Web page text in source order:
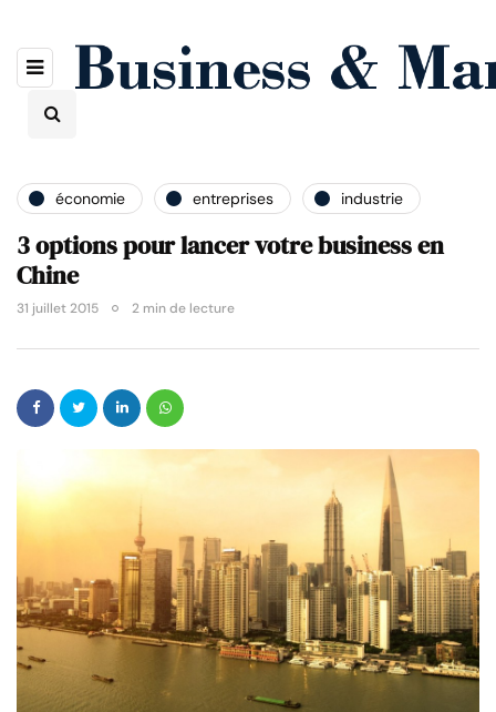
économie entreprises industrie
3 options pour lancer votre business en
Chine
31 juillet 2015 2 min de lecture